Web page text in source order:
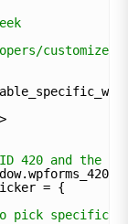
>
420 and the
= {
pick specific